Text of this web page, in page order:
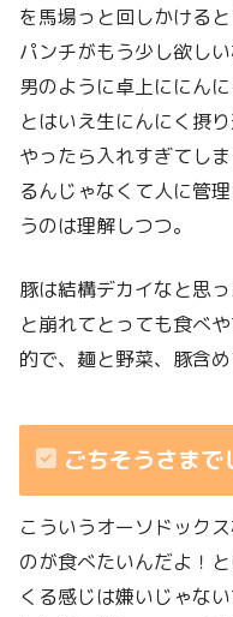
を馬場っと回しかける
パンチがもう少し欲し
男のように卓上ににん
とはいえ生にんにく摂
やったら入れすぎてし
るんじゃなくて人に管
うのは理解しつつ。
豚は結構デカイなと思
と崩れてとっても食べ
的で、麺と野菜、豚含
ごちそうさまで
こういうオーソドック
のが食べたいんだよ！
くる感じは嫌いじゃな